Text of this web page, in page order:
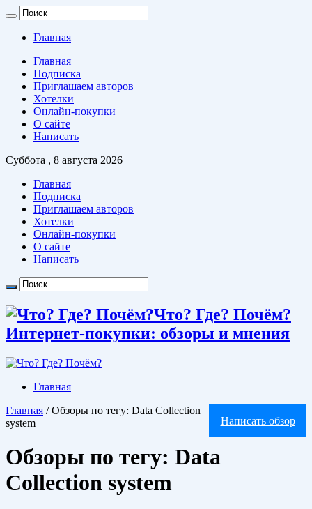
Главная
Главная
Подписка
Приглашаем авторов
Хотелки
Онлайн-покупки
О сайте
Написать
Суббота , 8 августа 2026
Главная
Подписка
Приглашаем авторов
Хотелки
Онлайн-покупки
О сайте
Написать
Что? Где? Почём?
Интернет-покупки: обзоры и мнения
Главная
Написать обзор
Главная / Обзоры по тегу: Data Collection
system
Обзоры по тегу: Data
Collection system